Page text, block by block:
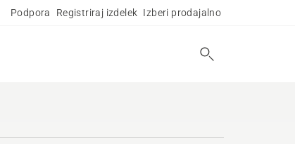
Podpora Registriraj izdelek Izberi prodajalno